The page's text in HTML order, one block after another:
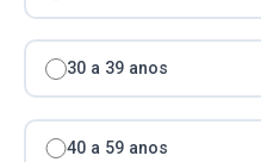
30 a 39 anos
40 a 59 anos
2026 2023